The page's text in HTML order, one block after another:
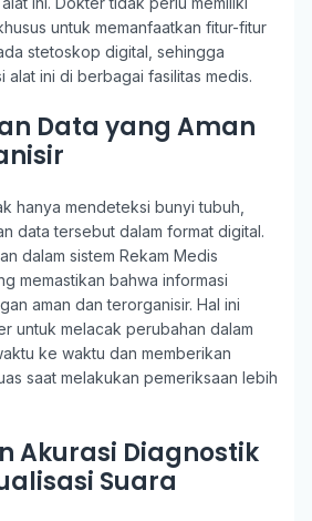
untuk memanfaatkan fitur-fitur
stetoskop digital, sehingga
alat ini di berbagai fasilitas medis.
Data yang Aman
hanya mendeteksi bunyi tubuh,
data tersebut dalam format digital.
dalam sistem Rekam Medis
memastikan bahwa informasi
aman dan terorganisir. Hal ini
untuk melacak perubahan dalam
ke waktu dan memberikan
saat melakukan pemeriksaan lebih
Akurasi Diagnostik
Suara